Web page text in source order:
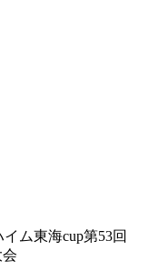
ム東海cup第53回